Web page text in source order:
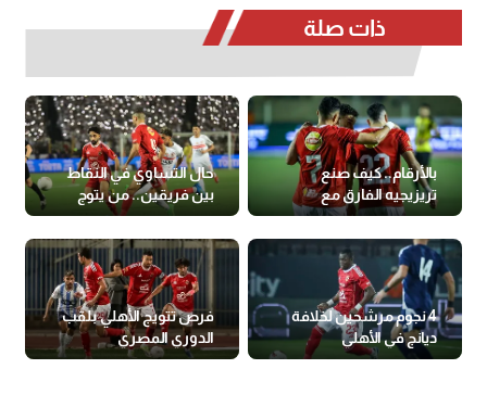
ذات صلة
بالأرقام.. كيف صنع
تريزيجيه الفارق مع
الأهلي؟
حال التساوي في النقاط
بين فريقين.. من يتوج
بلقب الدوري؟
4 نجوم مرشحين لخلافة
ديانج في الأهلي
فرص تتويج الأهلي بلقب
الدوري المصري